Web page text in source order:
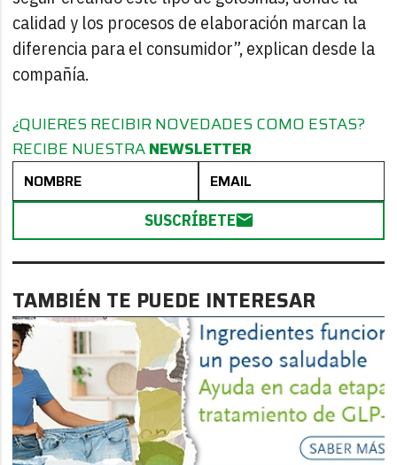
calidad y los procesos de elaboración marcan la
diferencia para el consumidor”, explican desde la
compañía.
¿QUIERES RECIBIR NOVEDADES COMO ESTAS?
RECIBE NUESTRANEWSLETTER
SUSCRÍBETE
TAMBIÉN TE PUEDE INTERESAR